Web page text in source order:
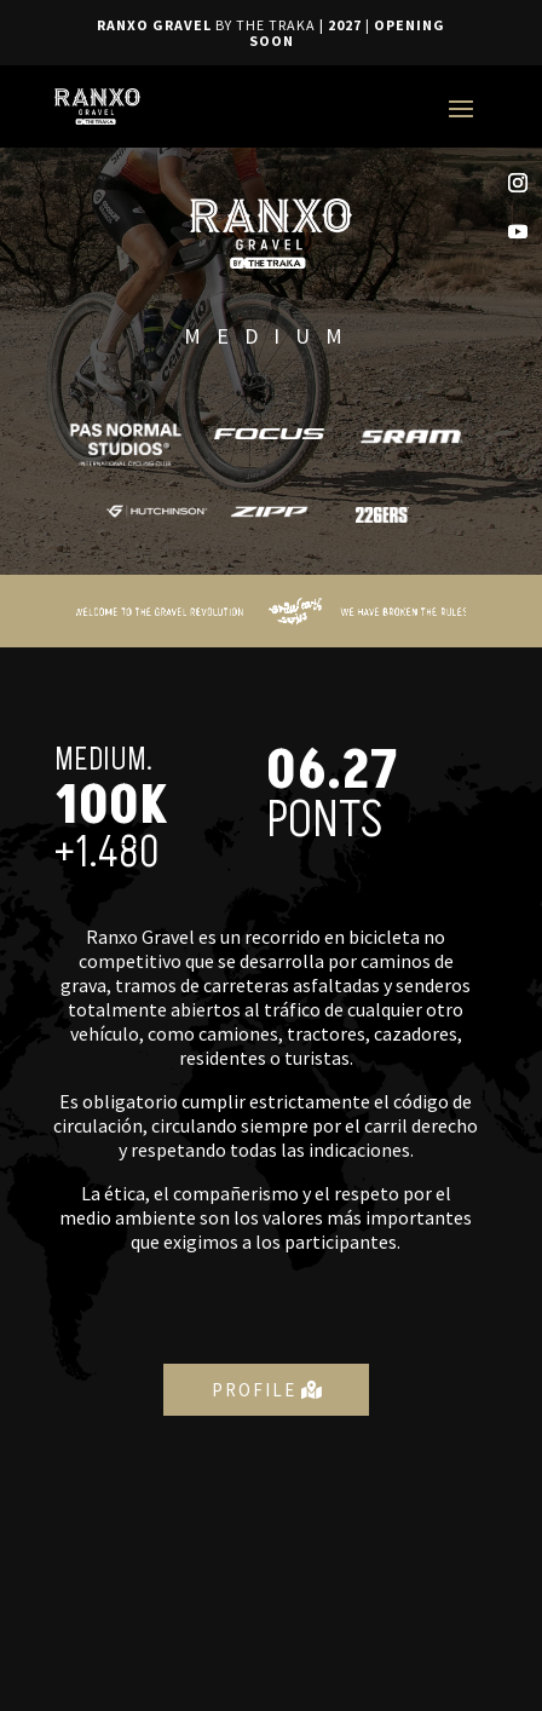
RANXO GRAVEL BY THE TRAKA | 2027 | OPENING
SOON
MEDIUM
MEDIUM.
100K
+1.480
06.27
PONTS
Ranxo Gravel es un recorrido en bicicleta no
competitivo que se desarrolla por caminos de
grava, tramos de carreteras asfaltadas y senderos
totalmente abiertos al tráfico de cualquier otro
vehículo, como camiones, tractores, cazadores,
residentes o turistas.
Es obligatorio cumplir estrictamente el código de
circulación, circulando siempre por el carril derecho
y respetando todas las indicaciones.
La ética, el compañerismo y el respeto por el
medio ambiente son los valores más importantes
que exigimos a los participantes.
PROFILE